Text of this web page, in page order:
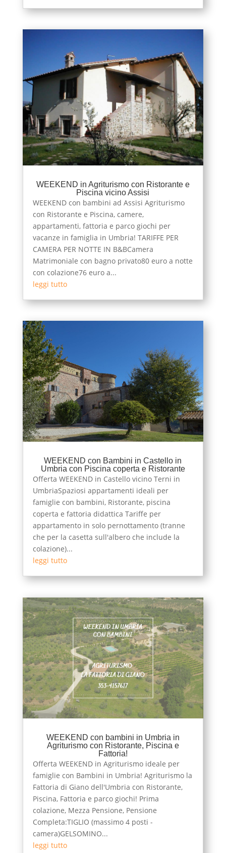
WEEKEND in Agriturismo con Ristorante e
Piscina vicino Assisi
WEEKEND con bambini ad Assisi Agriturismo
con Ristorante e Piscina, camere,
appartamenti, fattoria e parco giochi per
vacanze in famiglia in Umbria! TARIFFE PER
CAMERA PER NOTTE IN B&BCamera
Matrimoniale con bagno privato80 euro a notte
con colazione76 euro a...
leggi tutto
WEEKEND con Bambini in Castello in
Umbria con Piscina coperta e Ristorante
Offerta WEEKEND in Castello vicino Terni in
UmbriaSpaziosi appartamenti ideali per
famiglie con bambini, Ristorante, piscina
coperta e fattoria didattica Tariffe per
appartamento in solo pernottamento (tranne
che per la casetta sull'albero che include la
colazione)...
leggi tutto
WEEKEND con bambini in Umbria in
Agriturismo con Ristorante, Piscina e
Fattoria!
Offerta WEEKEND in Agriturismo ideale per
famiglie con Bambini in Umbria! Agriturismo la
Fattoria di Giano dell'Umbria con Ristorante,
Piscina, Fattoria e parco giochi! Prima
colazione, Mezza Pensione, Pensione
Completa:TIGLIO (massimo 4 posti -
camera)GELSOMINO...
leggi tutto